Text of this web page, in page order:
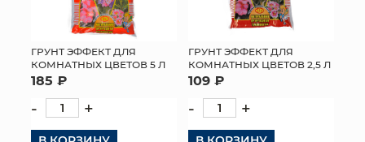
ГРУНТ ЭФФЕКТ ДЛЯ
КОМНАТНЫХ ЦВЕТОВ 5 Л
185 ₽
- +
ГРУНТ ЭФФЕКТ ДЛЯ
КОМНАТНЫХ ЦВЕТОВ 2,5 Л
109 ₽
- +